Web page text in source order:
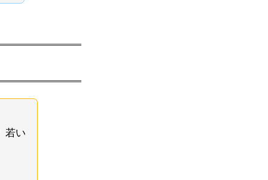
若い